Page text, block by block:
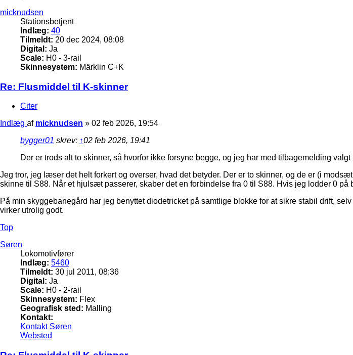
micknudsen
Stationsbetjent
Indlæg: 40
Tilmeldt: 20 dec 2024, 08:08
Digital: Ja
Scale: H0 - 3-rail
Skinnesystem: Märklin C+K
Re: Flusmiddel til K-skinner
Citer
Indlæg af micknudsen » 02 feb 2026, 19:54
bygger01 skrev: ↑02 feb 2026, 19:41
Der er trods alt to skinner, så hvorfor ikke forsyne begge, og jeg har med tilbagemelding valgt
Jeg tror, jeg læser det helt forkert og overser, hvad det betyder. Der er to skinner, og de er (i
skinne til S88. Når et hjulsæt passerer, skaber det en forbindelse fra 0 til S88. Hvis jeg lodder 0
På min skyggebanegård har jeg benyttet diodetricket på samtlige blokke for at sikre stabil drift,
virker utrolig godt.
Top
Søren
Lokomotivfører
Indlæg: 5460
Tilmeldt: 30 jul 2011, 08:36
Digital: Ja
Scale: H0 - 2-rail
Skinnesystem: Flex
Geografisk sted: Malling
Kontakt:
Kontakt Søren
Websted